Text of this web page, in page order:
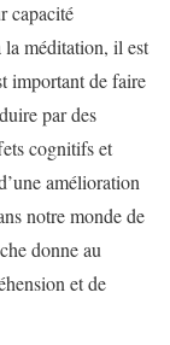
capacité
la méditation, il est
important de faire
par des
cognitifs et
amélioration
notre monde de
donne au
et de